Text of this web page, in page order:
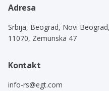
Adresa
Srbija, Beograd, Novi Beograd,
11070, Zemunska 47
Kontakt
info-rs@egt.com